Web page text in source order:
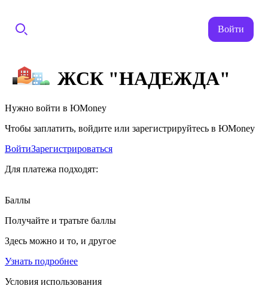
Войти
ЖСК "НАДЕЖДА"
Нужно войти в ЮMoney
Чтобы заплатить, войдите или зарегистрируйтесь в ЮMoney
ВойтиЗарегистрироваться
Для платежа подходят:
Баллы
Получайте и тратьте баллы
Здесь можно и то, и другое
Узнать подробнее
Условия использования